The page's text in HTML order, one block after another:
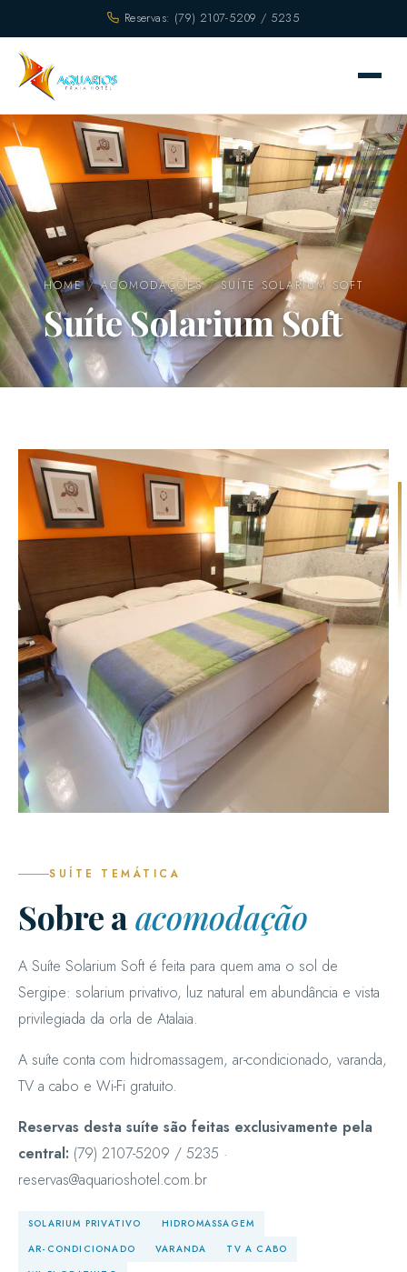
Reservas: (79) 2107-5209 / 5235
HOME / ACOMODAÇÕES /SUÍTE SOLARIUM SOFT
Suíte Solarium Soft
SUÍTE TEMÁTICA
Sobre aacomodação
A Suíte Solarium Soft é feita para quem ama o sol de
Sergipe: solarium privativo, luz natural em abundância e vista
privilegiada da orla de Atalaia.
A suíte conta com hidromassagem, ar-condicionado, varanda,
TV a cabo e Wi-Fi gratuito.
Reservas desta suíte são feitas exclusivamente pela
central: (79) 2107-5209 / 5235 ·
reservas@aquarioshotel.com.br
SOLARIUM PRIVATIVO
HIDROMASSAGEM
AR-CONDICIONADO
VARANDA
TV A CABO